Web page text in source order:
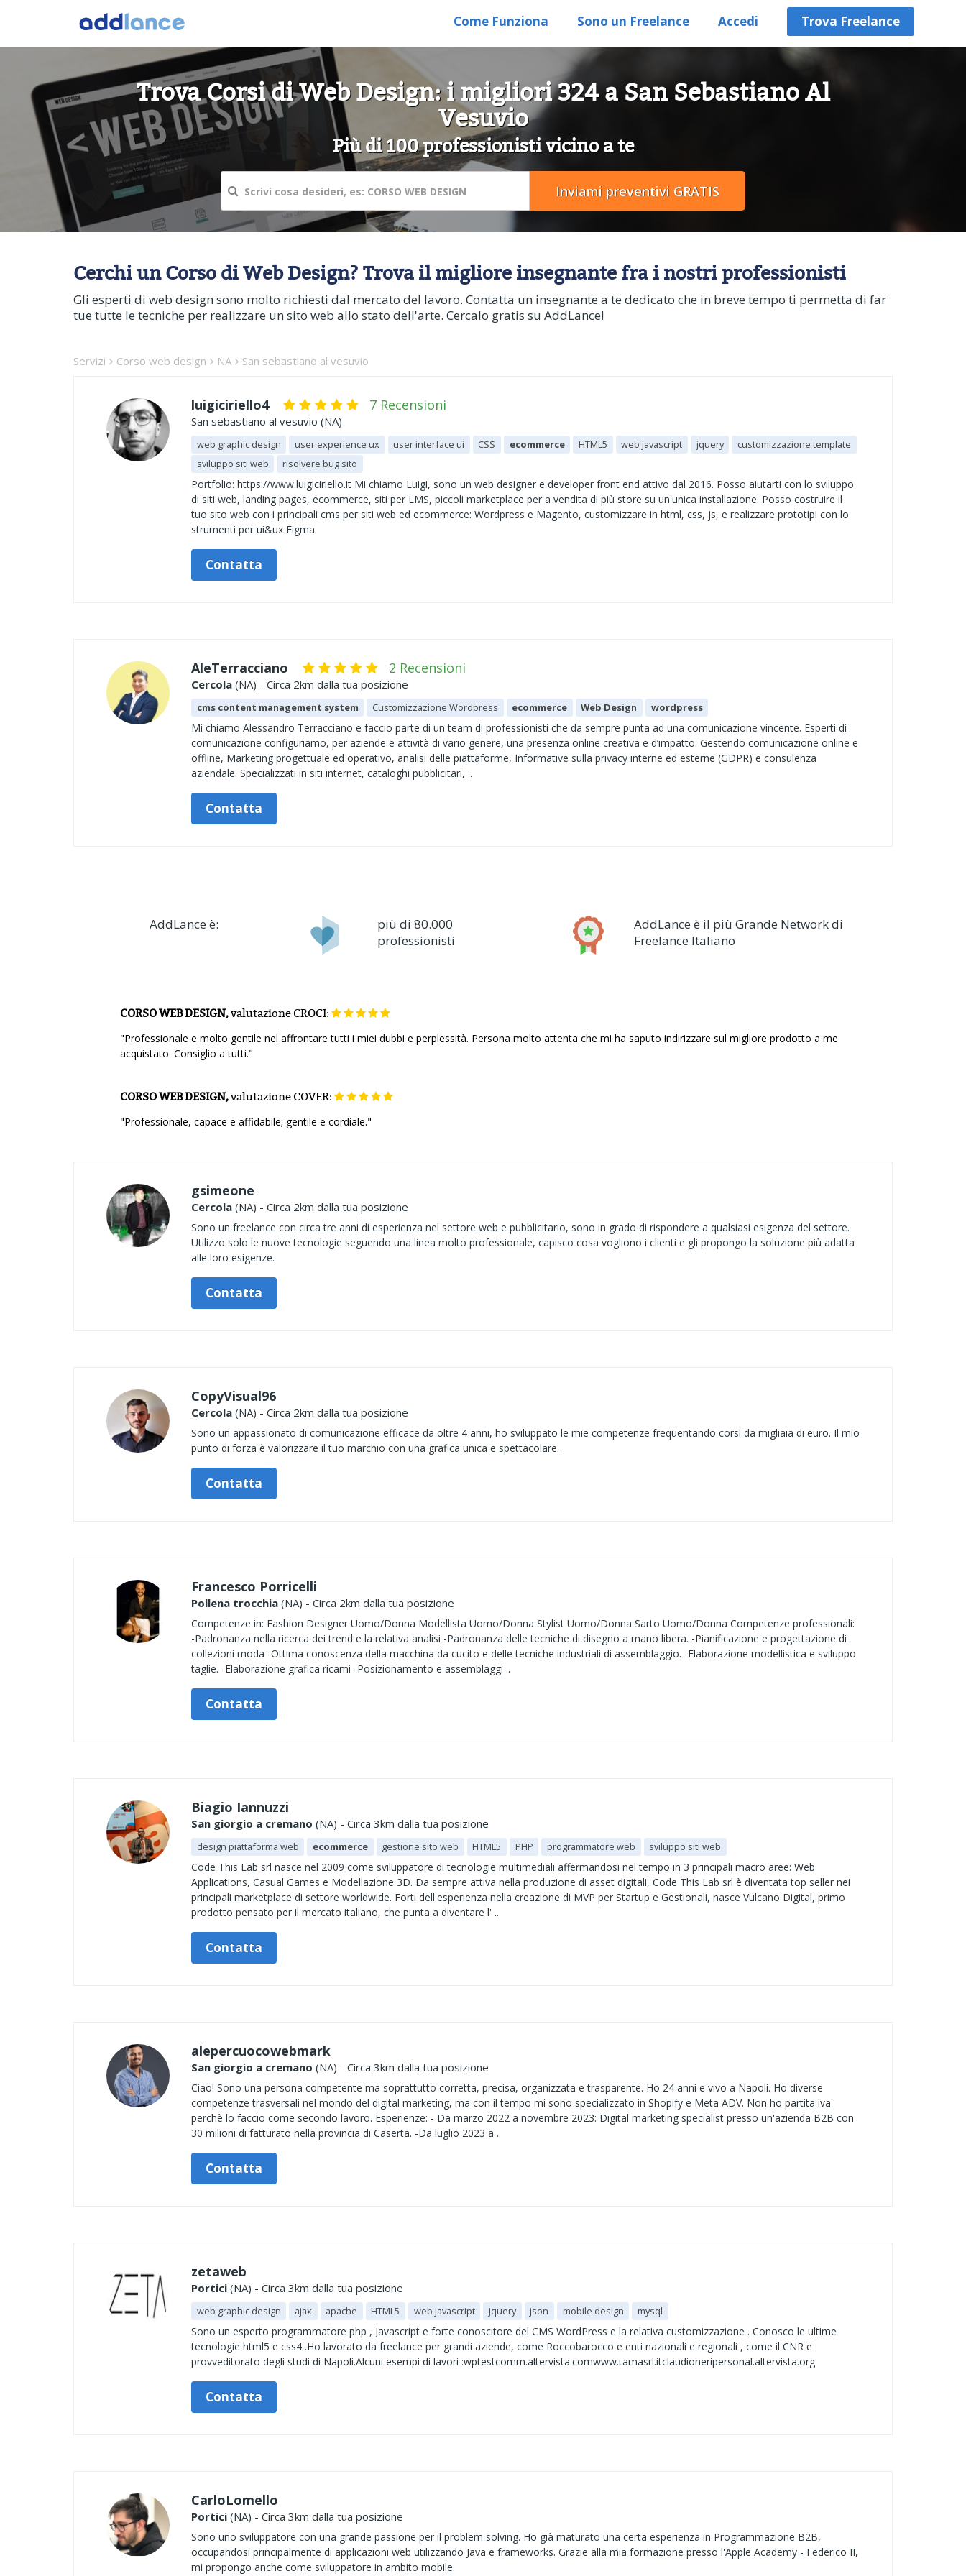
Come Funziona Sono un Freelance Accedi Trova Freelance
Trova Corsi di Web Design: i migliori 324 a San Sebastiano Al
Vesuvio
Più di 100 professionisti vicino a te
Cerchi un Corso di Web Design? Trova il migliore insegnante fra i nostri professionisti
Gli esperti di web design sono molto richiesti dal mercato del lavoro. Contatta un insegnante a te dedicato che in breve tempo ti permetta di far
tue tutte le tecniche per realizzare un sito web allo stato dell'arte. Cercalo gratis su AddLance!
Servizi Corso web design NA San sebastiano al vesuvio
luigiciriello4 7 Recensioni
San sebastiano al vesuvio (NA)
web graphic design user experience ux user interface ui CSS ecommerce HTML5 web javascript jquery
customizzazione template
sviluppo siti web
risolvere bug sito
Portfolio: https://www.luigiciriello.it Mi chiamo Luigi, sono un web designer e developer front end attivo dal 2016. Posso aiutarti con lo sviluppo
di siti web, landing pages, ecommerce, siti per LMS, piccoli marketplace per a vendita di più store su un'unica installazione. Posso costruire il
tuo sito web con i principali cms per siti web ed ecommerce: Wordpress e Magento, customizzare in html, css, js, e realizzare prototipi con lo
strumenti per ui&ux Figma.
Contatta
AleTerracciano 2 Recensioni
Cercola (NA) - Circa 2km dalla tua posizione
cms content management system Customizzazione Wordpress ecommerce Web Design wordpress
Mi chiamo Alessandro Terracciano e faccio parte di un team di professionisti che da sempre punta ad una comunicazione vincente. Esperti di
comunicazione configuriamo, per aziende e attività di vario genere, una presenza online creativa e d’impatto. Gestendo comunicazione online e
offline, Marketing progettuale ed operativo, analisi delle piattaforme, Informative sulla privacy interne ed esterne (GDPR) e consulenza
aziendale. Specializzati in siti internet, cataloghi pubblicitari, ..
Contatta
AddLance è:
più di 80.000
professionisti
AddLance è il più Grande Network di
Freelance Italiano
CORSO WEB DESIGN,valutazioneCROCI:
"Professionale e molto gentile nel affrontare tutti i miei dubbi e perplessità. Persona molto attenta che mi ha saputo indirizzare sul migliore prodotto a me
acquistato. Consiglio a tutti."
CORSO WEB DESIGN,valutazioneCOVER:
"Professionale, capace e affidabile; gentile e cordiale."
gsimeone
Cercola (NA) - Circa 2km dalla tua posizione
Sono un freelance con circa tre anni di esperienza nel settore web e pubblicitario, sono in grado di rispondere a qualsiasi esigenza del settore.
Utilizzo solo le nuove tecnologie seguendo una linea molto professionale, capisco cosa vogliono i clienti e gli propongo la soluzione più adatta
alle loro esigenze.
Contatta
CopyVisual96
Cercola (NA) - Circa 2km dalla tua posizione
Sono un appassionato di comunicazione efficace da oltre 4 anni, ho sviluppato le mie competenze frequentando corsi da migliaia di euro. Il mio
punto di forza è valorizzare il tuo marchio con una grafica unica e spettacolare.
Contatta
Francesco Porricelli
Pollena trocchia (NA) - Circa 2km dalla tua posizione
Competenze in: Fashion Designer Uomo/Donna Modellista Uomo/Donna Stylist Uomo/Donna Sarto Uomo/Donna Competenze professionali:
-Padronanza nella ricerca dei trend e la relativa analisi -Padronanza delle tecniche di disegno a mano libera. -Pianificazione e progettazione di
collezioni moda -Ottima conoscenza della macchina da cucito e delle tecniche industriali di assemblaggio. -Elaborazione modellistica e sviluppo
taglie. -Elaborazione grafica ricami -Posizionamento e assemblaggi ..
Contatta
Biagio Iannuzzi
San giorgio a cremano (NA) - Circa 3km dalla tua posizione
design piattaforma web ecommerce gestione sito web HTML5 PHP programmatore web sviluppo siti web
Code This Lab srl nasce nel 2009 come sviluppatore di tecnologie multimediali affermandosi nel tempo in 3 principali macro aree: Web
Applications, Casual Games e Modellazione 3D. Da sempre attiva nella produzione di asset digitali, Code This Lab srl è diventata top seller nei
principali marketplace di settore worldwide. Forti dell'esperienza nella creazione di MVP per Startup e Gestionali, nasce Vulcano Digital, primo
prodotto pensato per il mercato italiano, che punta a diventare l' ..
Contatta
alepercuocowebmark
San giorgio a cremano (NA) - Circa 3km dalla tua posizione
Ciao! Sono una persona competente ma soprattutto corretta, precisa, organizzata e trasparente. Ho 24 anni e vivo a Napoli. Ho diverse
competenze trasversali nel mondo del digital marketing, ma con il tempo mi sono specializzato in Shopify e Meta ADV. Non ho partita iva
perchè lo faccio come secondo lavoro. Esperienze: - Da marzo 2022 a novembre 2023: Digital marketing specialist presso un'azienda B2B con
30 milioni di fatturato nella provincia di Caserta. -Da luglio 2023 a ..
Contatta
zetaweb
Portici (NA) - Circa 3km dalla tua posizione
web graphic design ajax apache HTML5 web javascript jquery json mobile design mysql
Sono un esperto programmatore php , Javascript e forte conoscitore del CMS WordPress e la relativa customizzazione . Conosco le ultime
tecnologie html5 e css4 .Ho lavorato da freelance per grandi aziende, come Roccobarocco e enti nazionali e regionali , come il CNR e
provveditorato degli studi di Napoli.Alcuni esempi di lavori :wptestcomm.altervista.comwww.tamasrl.itclaudioneripersonal.altervista.org
Contatta
CarloLomello
Portici (NA) - Circa 3km dalla tua posizione
Sono uno sviluppatore con una grande passione per il problem solving. Ho già maturato una certa esperienza in Programmazione B2B,
occupandosi principalmente di applicazioni web utilizzando Java e frameworks. Grazie alla mia formazione presso l'Apple Academy - Federico II,
mi propongo anche come sviluppatore in ambito mobile.